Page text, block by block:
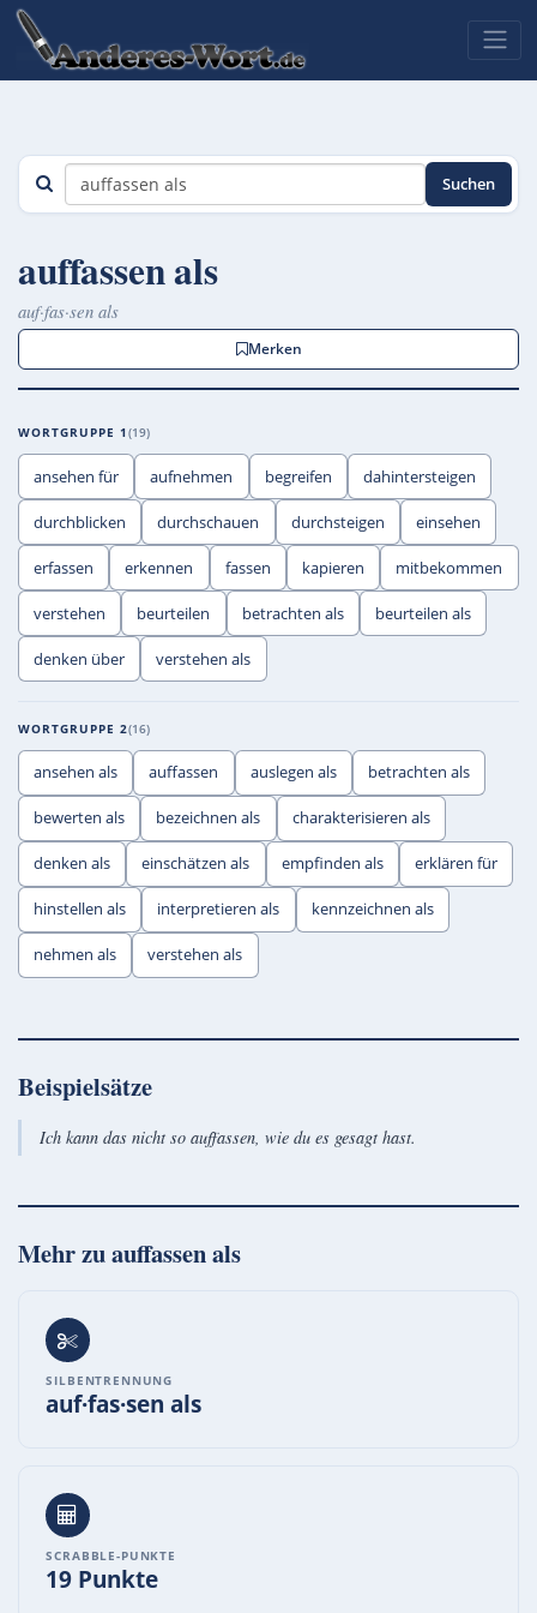
Suchen
auffassen als
auf·fas·sen als
Merken
WORTGRUPPE 1 19
ansehen für aufnehmen begreifen dahintersteigen
durchblicken durchschauen durchsteigen einsehen
erfassen erkennen fassen kapieren mitbekommen
verstehen beurteilen betrachten als beurteilen als
denken über verstehen als
WORTGRUPPE 2 16
ansehen als auffassen auslegen als betrachten als
bewerten als bezeichnen als charakterisieren als
denken als einschätzen als empfinden als erklären für
hinstellen als interpretieren als kennzeichnen als
nehmen als verstehen als
Beispielsätze
Ich kann das nicht so auffassen, wie du es gesagt hast.
Mehr zuauffassen als
SILBENTRENNUNG
auf·fas·sen als
SCRABBLE-PUNKTE
19 Punkte